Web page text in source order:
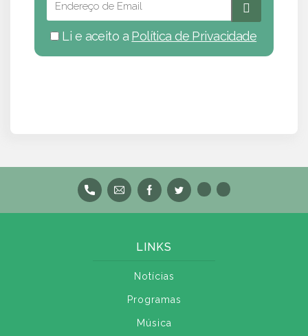
Li e aceito a Política de Privacidade
LINKS
Notícias
Programas
Música